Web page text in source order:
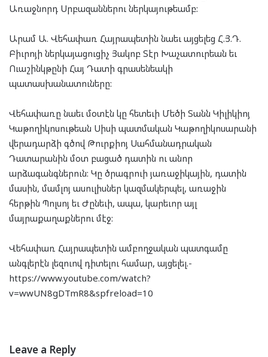
Առաջնորդ Սրբազաններու ներկայութեամբ:
Արամ Ա. Վեհափառ Հայրապետին նաեւ այցելեց Հ.Յ.Դ.
Բիւրոյի ներկայացուցիչ Յակոբ Տէր Խաչատուրեան եւ
Ուաշինկթընի Հայ Դատի գրասենեակի
պատասխանատուները:
Վեհափառը նաեւ մօտէն կը հետեւի Մեծի Տանն Կիլիկիոյ
Կաթողիկոսութեան Սիսի պատմական Կաթողիկոսարանի
վերադարձի գծով Թուրքիոյ Սահմանադրական
Դատարանին մօտ բացած դատին ու անոր
արձագանգներուն: Կը ծրագրուի յառաջիկային, դատին
մասին, մամլոյ ասուլիսներ կազմակերպել, առաջին
հերթին Պոլսոյ եւ Ժընեւի, ապա, կարեւոր այլ
մայրաքաղաքներու մէջ:
Վեհափառ Հայրապետին ամբողջական պատգամը
անգլերէն լեզուով դիտելու համար, այցելել.-
https://www.youtube.com/watch?
v=wwUN8gDTmR8&spfreload=10
Leave a Reply